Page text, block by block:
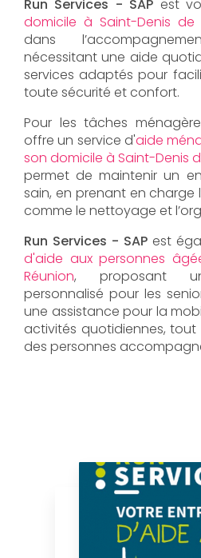
Run Services - SAP est
domicile à Saint-Denis de
dans
nécessitant une aide
services adaptés pour
toute sécurité et confort.
Pour les tâches
offre un service d'aide
son domicile à Saint-Denis
permet de maintenir un
sain, en prenant en
comme le nettoyage et
Run Services - SAP est
d'aide aux personnes
Réunion, proposant un
personnalisé pour les
une assistance pour la
activités quotidiennes,
des personnes